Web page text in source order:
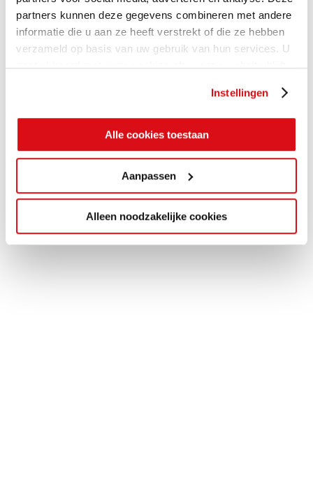
partners kunnen deze gegevens combineren met andere
informatie die u aan ze heeft verstrekt of die ze hebben
verzameld op basis van uw gebruik van hun services. U
gaat akkoord met onze cookies als u onze website blijft
Instellingen
Alle cookies toestaan
Aanpassen
Alleen noodzakelijke cookies